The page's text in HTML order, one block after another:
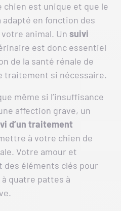
chien est unique et que le
en fonction des
animal. Un suivi
est donc essentiel
de la santé rénale de
traitement si nécessaire.
même si l’insuffisance
affection grave, un
d’un traitement
à votre chien de
Votre amour et
éléments clés pour
quatre pattes à